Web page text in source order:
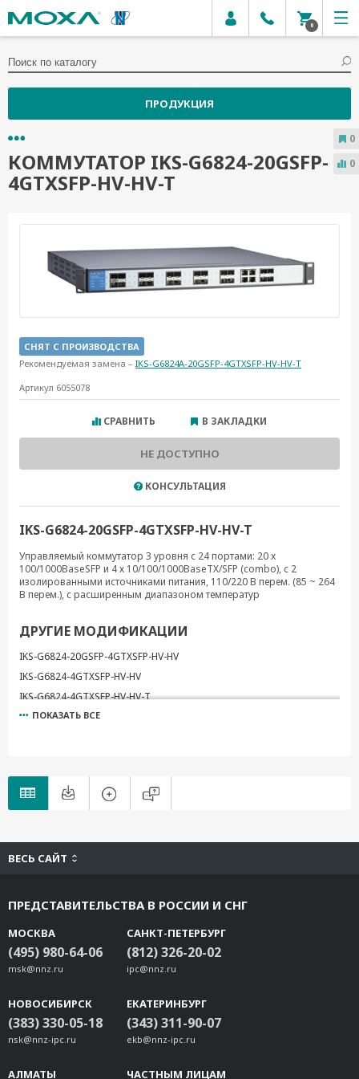
0
ПРОДУКЦИЯ
КОММУТАТОР IKS-G6824-20GSFP-
4GTXSFP-HV-HV-T
СНЯТ С ПРОИЗВОДСТВА
Рекомендуемая замена – IKS-G6824A-20GSFP-4GTXSFP-HV-HV-T
Артикул 6055078
СРАВНИТЬ В ЗАКЛАДКИ
НЕ ДОСТУПНО
КОНСУЛЬТАЦИЯ
IKS-G6824-20GSFP-4GTXSFP-HV-HV-T
Управляемый коммутатор 3 уровня с 24 портами: 20 x
100/1000BaseSFP и 4 х 10/100/1000BaseTX/SFP (combo), с 2
изолированными источниками питания, 110/220 В перем. (85 ~ 264
В перем.), с расширенным диапазоном температур
ДРУГИЕ МОДИФИКАЦИИ
IKS-G6824-20GSFP-4GTXSFP-HV-HV
IKS-G6824-4GTXSFP-HV-HV
IKS-G6824-4GTXSFP-HV-HV-T
IKS-G6824-8GSFP-4GTXSFP-HV-HV
ПОКАЗАТЬ ВСЕ
ВЕСЬ САЙТ
ПРЕДСТАВИТЕЛЬСТВА В РОССИИ И СНГ
МОСКВА
(495) 980-64-06
msk@nnz.ru
САНКТ-ПЕТЕРБУРГ
(812) 326-20-02
ipc@nnz.ru
НОВОСИБИРСК
(383) 330-05-18
nsk@nnz-ipc.ru
ЕКАТЕРИНБУРГ
(343) 311-90-07
ekb@nnz-ipc.ru
АЛМАТЫ ЧАСТНЫМ ЛИЦАМ
0
0